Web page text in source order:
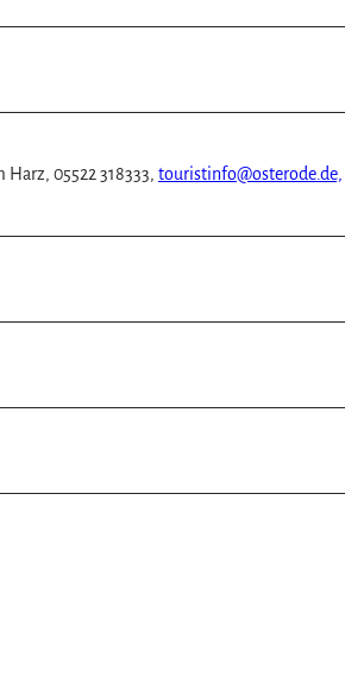
05522 318333, touristinfo@osterode.de,